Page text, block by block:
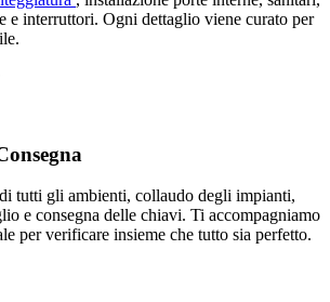
e interruttori. Ogni dettaglio viene curato per
tutti gli ambienti, collaudo degli impianti,
e consegna delle chiavi. Ti accompagniamo
per verificare insieme che tutto sia perfetto.